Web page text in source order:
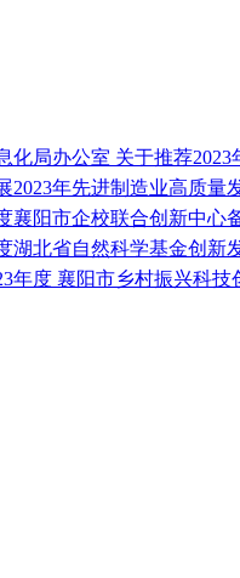
化局办公室 关于推荐
2023年先进制造业高质
襄阳市企校联合创新中心
湖北省自然科学基金创新
年度 襄阳市乡村振兴科